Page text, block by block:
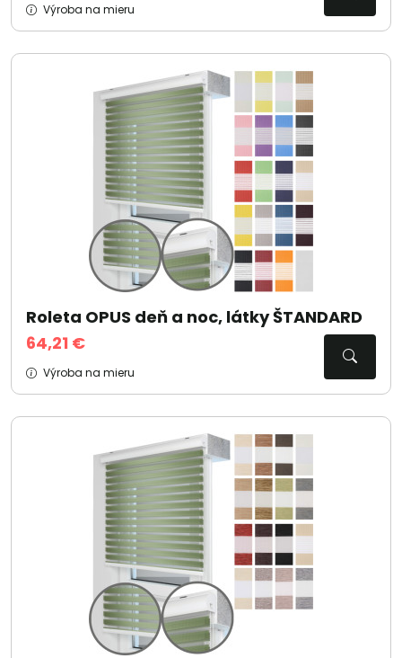
Výroba na mieru
Roleta OPUS deň a noc, látky ŠTANDARD
64,21 €
Výroba na mieru